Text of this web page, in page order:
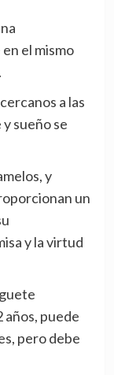
el mismo
a las
sueño se
y
un
y la virtud
años, puede
pero debe